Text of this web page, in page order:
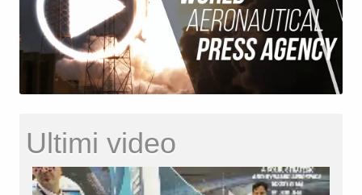
Ultimi video